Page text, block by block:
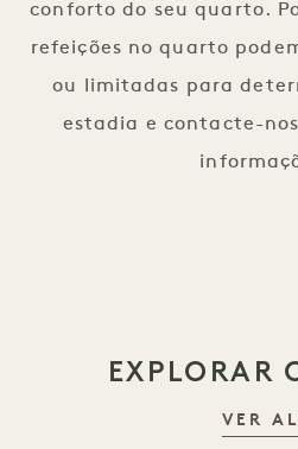
conforto do seu quarto.
refeições no quarto
ou limitadas para
estadia e contacte-
EXPLORAR
VER